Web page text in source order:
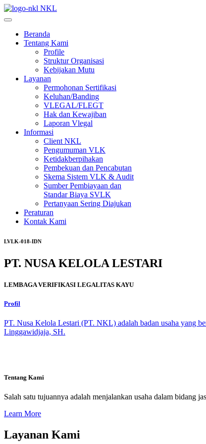
NKL
Beranda
Tentang Kami
Profile
Struktur Organisasi
Kebijakan Mutu
Layanan
Permohonan Sertifikasi
Keluhan/Banding
VLEGAL/FLEGT
Hak dan Kewajiban
Laporan Vlegal
Informasi
Client NKL
Pengumuman VLK
Ketidakberpihakan
Pembekuan dan Pencabutan
Skema Sistem VLK & Audit
Sumber Pembiayaan dan
Standar Biaya SVLK
Pertanyaan Sering Diajukan
Peraturan
Kontak Kami
LVLK-018-IDN
PT. NUSA KELOLA LESTARI
LEMBAGA VERIFIKASI LEGALITAS KAYU
Profil
PT. Nusa Kelola Lestari (PT. NKL) adalah badan usaha yang
Linggawidjaja, SH.
Tentang Kami
Salah satu tujuannya adalah menjalankan usaha dalam bidang
Learn More
Layanan Kami